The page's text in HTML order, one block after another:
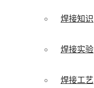
焊接知识
焊接实验
焊接工艺